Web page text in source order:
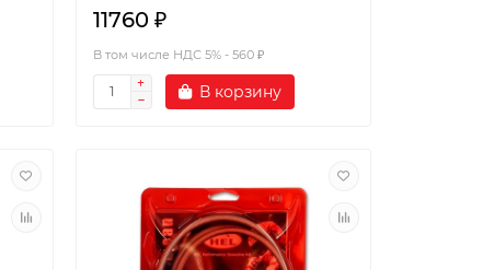
11760 ₽
В том числе НДС 5% - 560 ₽
В корзину